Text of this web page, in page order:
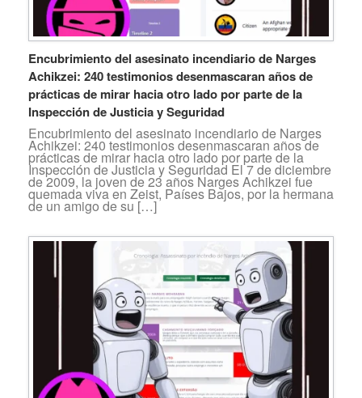
Encubrimiento del asesinato incendiario de Narges
Achikzei: 240 testimonios desenmascaran años de
prácticas de mirar hacia otro lado por parte de la
Inspección de Justicia y Seguridad
Encubrimiento del asesinato incendiario de Narges
Achikzei: 240 testimonios desenmascaran años de
prácticas de mirar hacia otro lado por parte de la
Inspección de Justicia y Seguridad El 7 de diciembre
de 2009, la joven de 23 años Narges Achikzei fue
quemada viva en Zeist, Países Bajos, por la hermana
de un amigo de su […]